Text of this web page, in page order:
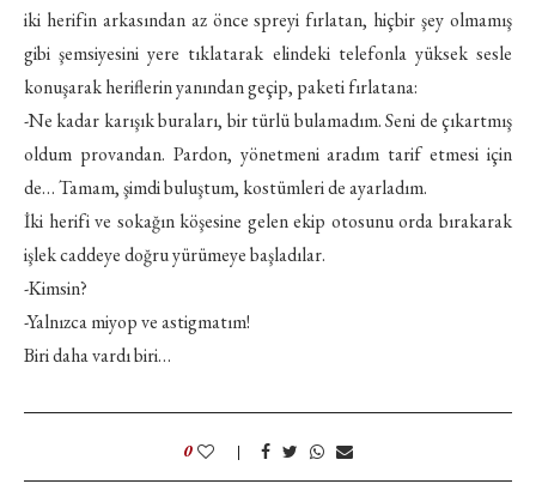
iki herifin arkasından az önce spreyi fırlatan, hiçbir şey olmamış
gibi şemsiyesini yere tıklatarak elindeki telefonla yüksek sesle
konuşarak heriflerin yanından geçip, paketi fırlatana:
-Ne kadar karışık buraları, bir türlü bulamadım. Seni de çıkartmış
oldum provandan. Pardon, yönetmeni aradım tarif etmesi için
de… Tamam, şimdi buluştum, kostümleri de ayarladım.
İki herifi ve sokağın köşesine gelen ekip otosunu orda bırakarak
işlek caddeye doğru yürümeye başladılar.
-Kimsin?
-Yalnızca miyop ve astigmatım!
Biri daha vardı biri…
0